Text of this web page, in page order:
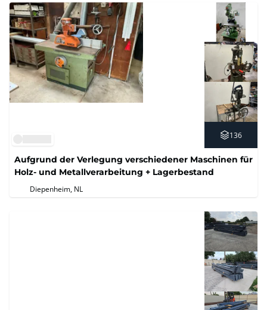
136
Aufgrund der Verlegung verschiedener Maschinen für
Holz- und Metallverarbeitung + Lagerbestand
Diepenheim, NL